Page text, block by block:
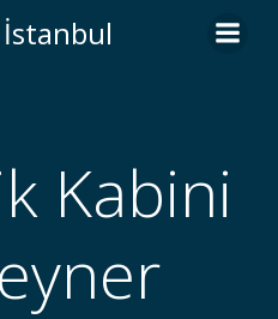
İçeriğe
geç
Kabini